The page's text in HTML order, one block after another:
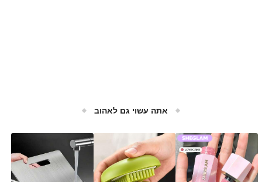
אתה עשוי גם לאהוב